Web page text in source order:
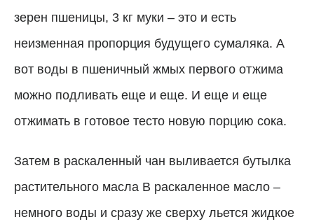
зерен пшеницы, 3 кг муки – это и есть
неизменная пропорция будущего сумаляка. А
вот воды в пшеничный жмых первого отжима
можно подливать еще и еще. И еще и еще
отжимать в готовое тесто новую порцию сока.
Затем в раскаленный чан выливается бутылка
растительного масла В раскаленное масло –
немного воды и сразу же сверху льется жидкое